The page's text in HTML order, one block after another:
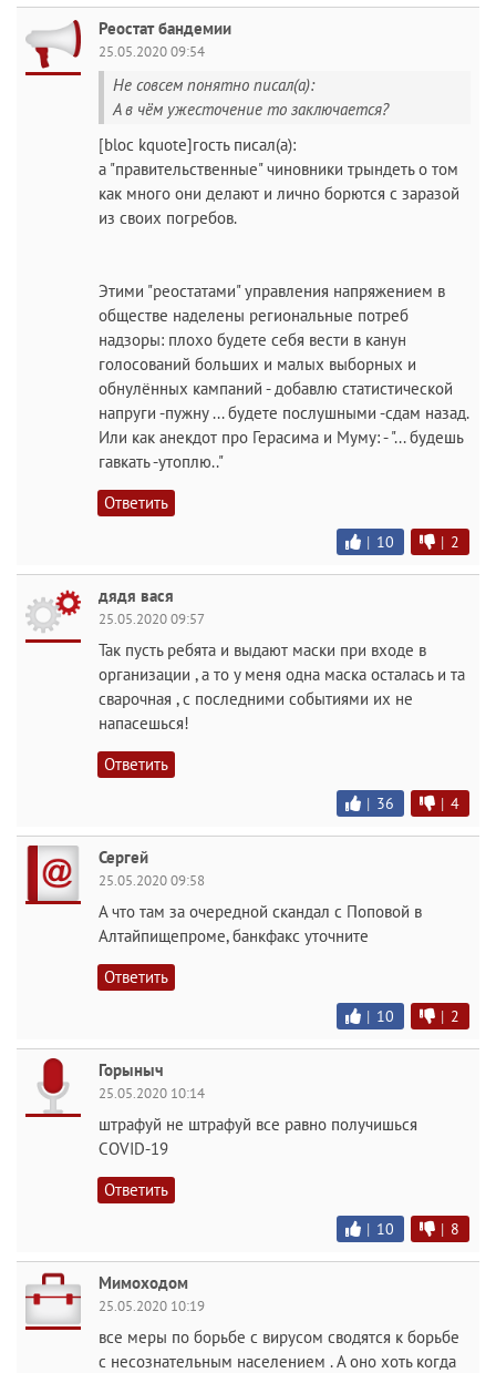
Реостат бандемии
25.05.2020 09:54
Не совсем понятно писал(а):
А в чём ужесточение то заключается?
[bloc kquote]гость писал(а):
а "правительственные" чиновники трындеть о том
как много они делают и лично борются с заразой
из своих погребов.
Этими "реостатами" управления напряжением в
обществе наделены региональные потреб
надзоры: плохо будете себя вести в канун
голосований больших и малых выборных и
обнулённых кампаний - добавлю статистической
напруги -пужну ... будете послушными -сдам назад.
Или как анекдот про Герасима и Муму: - "... будешь
гавкать -утоплю.."
Ответить
| 10 | 2
дядя вася
25.05.2020 09:57
Так пусть ребята и выдают маски при входе в
организации , а то у меня одна маска осталась и та
сварочная , с последними событиями их не
напасешься!
Ответить
| 36 | 4
Сергей
25.05.2020 09:58
А что там за очередной скандал с Поповой в
Алтайпищепроме, банкфакс уточните
Ответить
| 10 | 2
Горыныч
25.05.2020 10:14
штрафуй не штрафуй все равно получишься
COVID-19
Ответить
| 10 | 8
Мимоходом
25.05.2020 10:19
все меры по борьбе с вирусом сводятся к борьбе
с несознательным населением . А оно хоть когда